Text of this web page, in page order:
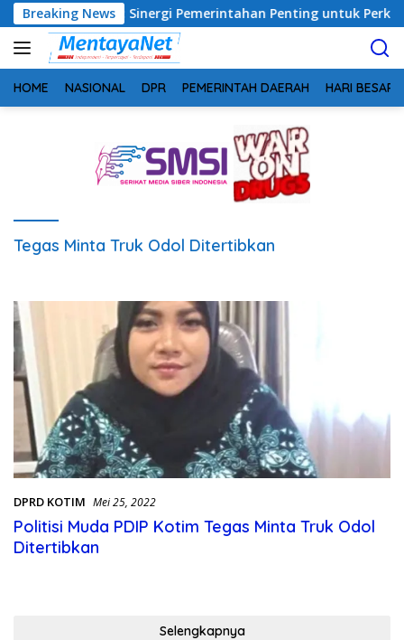
Langsung
ke
konten
Breaking News
Safrudin: Sinergi Pemerintahan Penting untuk Perkuat
HOME NASIONAL DPR PEMERINTAH DAERAH HARI BESAR
Tegas Minta Truk Odol Ditertibkan
DPRD KOTIM Mei 25, 2022
Politisi Muda PDIP Kotim Tegas Minta Truk Odol
Ditertibkan
Selengkapnya